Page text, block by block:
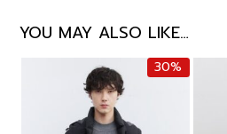
YOU MAY ALSO LIKE…
30%